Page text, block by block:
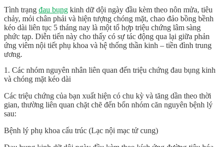
Tình trạng đau bụng kinh dữ dội ngày đầu kèm theo nôn mửa, tiêu
chảy, mỏi chân phải và hiện tượng chóng mặt, chao đảo bồng bềnh
kéo dài liên tục 5 tháng nay là một tổ hợp triệu chứng lâm sàng
phức tạp. Diễn tiến này cho thấy có sự tác động qua lại giữa phản
ứng viêm nội tiết phụ khoa và hệ thống thần kinh – tiền đình trung
ương.
1. Các nhóm nguyên nhân liên quan đến triệu chứng đau bụng kinh
và chóng mặt kéo dài
Các triệu chứng của bạn xuất hiện có chu kỳ và tăng dần theo thời
gian, thường liên quan chặt chẽ đến bốn nhóm căn nguyên bệnh lý
sau:
Bệnh lý phụ khoa cấu trúc (Lạc nội mạc tử cung)